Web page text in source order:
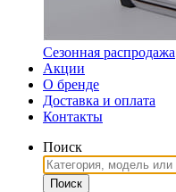
Сезонная распродажа
Акции
О бренде
Доставка и оплата
Контакты
Поиск